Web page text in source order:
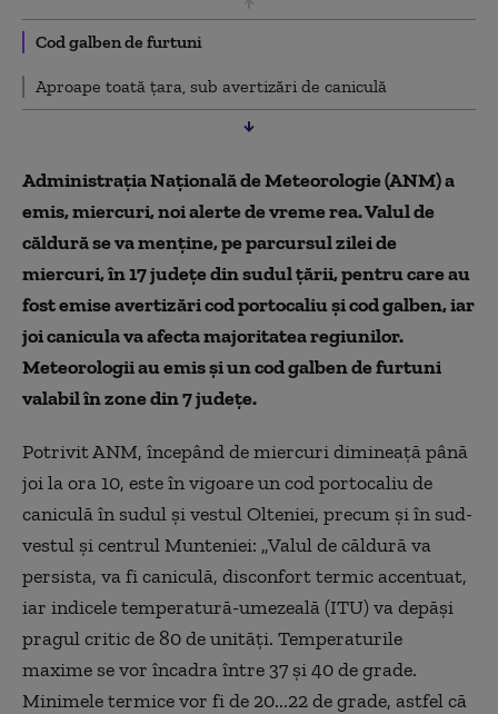
Cod galben de furtuni
Aproape toată țara, sub avertizări de caniculă
Administrația Națională de Meteorologie (ANM) a
emis, miercuri, noi alerte de vreme rea. Valul de
căldură se va menţine, pe parcursul zilei de
miercuri, în 17 judeţe din sudul ţării, pentru care au
fost emise avertizări cod portocaliu şi cod galben, iar
joi canicula va afecta majoritatea regiunilor.
Meteorologii au emis și un cod galben de furtuni
valabil în zone din 7 județe.
Potrivit ANM, începând de miercuri dimineață până
joi la ora 10, este în vigoare un cod portocaliu de
caniculă în sudul și vestul Olteniei, precum și în sud-
vestul și centrul Munteniei: „Valul de căldură va
persista, va fi caniculă, disconfort termic accentuat,
iar indicele temperatură-umezeală (ITU) va depăși
pragul critic de 80 de unități. Temperaturile
maxime se vor încadra între 37 și 40 de grade.
Minimele termice vor fi de 20...22 de grade, astfel că